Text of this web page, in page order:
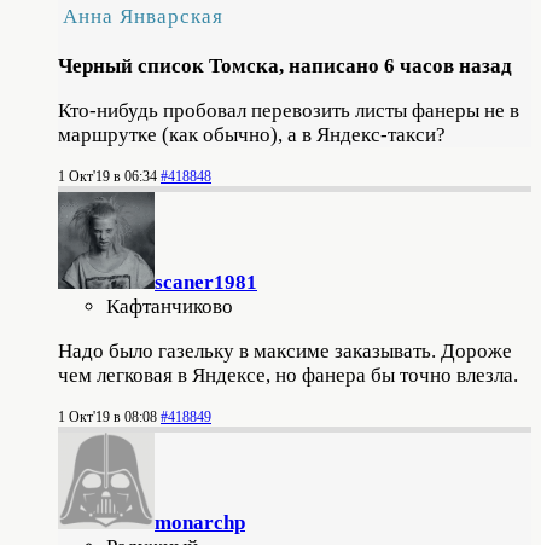
Анна Январская
Черный список Томска, написано 6 часов назад
Кто-нибудь пробовал перевозить листы фанеры не в
маршрутке (как обычно), а в Яндекс-такси?
1 Окт'19 в 06:34 #418848
scaner1981
Кафтанчиково
Надо было газельку в максиме заказывать. Дороже
чем легковая в Яндексе, но фанера бы точно влезла.
1 Окт'19 в 08:08 #418849
monarchp